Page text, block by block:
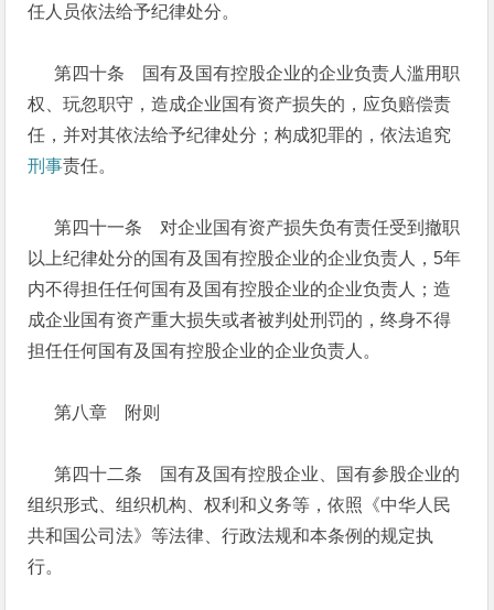
任人员依法给予纪律处分。
第四十条 国有及国有控股企业的企业负责人滥用职
权、玩忽职守，造成企业国有资产损失的，应负赔偿责
任，并对其依法给予纪律处分；构成犯罪的，依法追究
刑事责任。
第四十一条 对企业国有资产损失负有责任受到撤职
以上纪律处分的国有及国有控股企业的企业负责人，5年
内不得担任任何国有及国有控股企业的企业负责人；造
成企业国有资产重大损失或者被判处刑罚的，终身不得
担任任何国有及国有控股企业的企业负责人。
第八章 附则
第四十二条 国有及国有控股企业、国有参股企业的
组织形式、组织机构、权利和义务等，依照《中华人民
共和国公司法》等法律、行政法规和本条例的规定执
行。